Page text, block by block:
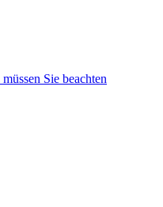
Sie beachten